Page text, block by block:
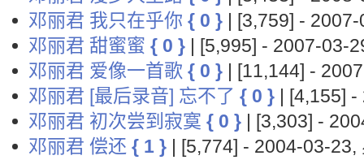
邓丽君 我只在乎你 { 0 } | [3,759] -
邓丽君 甜蜜蜜 { 0 } | [5,995] - 2007-03-
邓丽君 爱像一首歌 { 0 } | [11,144] -
邓丽君 [最后录音] 忘不了 { 0 } | [4,155]
邓丽君 初次尝到寂寞 { 0 } | [3,303] -
邓丽君 偿还 { 1 } | [5,774] - 2004-03-23,